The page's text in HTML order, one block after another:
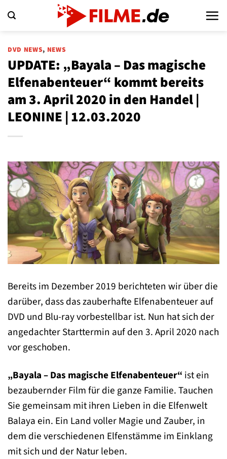
Inhalt
DVD NEWS, NEWS
UPDATE: „Bayala – Das magische
Elfenabenteuer“ kommt bereits
am 3. April 2020 in den Handel |
LEONINE | 12.03.2020
Bereits im Dezember 2019 berichteten wir über die
darüber, dass das zauberhafte Elfenabenteuer auf
DVD und Blu-ray vorbestellbar ist. Nun hat sich der
angedachter Starttermin auf den 3. April 2020 nach
vor geschoben.
„Bayala – Das magische Elfenabenteuer“ ist ein
bezaubernder Film für die ganze Familie. Tauchen
Sie gemeinsam mit ihren Lieben in die Elfenwelt
Balaya ein. Ein Land voller Magie und Zauber, in
dem die verschiedenen Elfenstämme im Einklang
mit sich und der Natur leben.